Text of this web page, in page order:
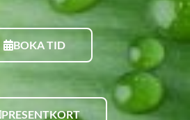
BOKA TID
PRESENTKORT